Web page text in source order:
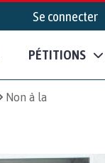
Se connecter
PÉTITIONS
Non à la